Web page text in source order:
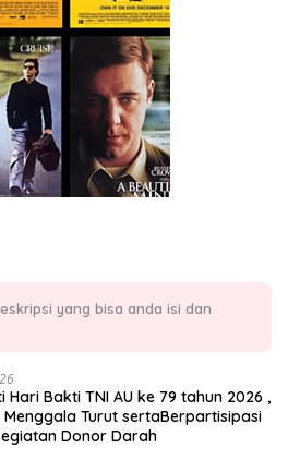
yang bisa anda isi dan
Hari Bakti TNI AU ke 79 tahun 2026 ,
Turut sertaBerpartisipasi
Donor Darah